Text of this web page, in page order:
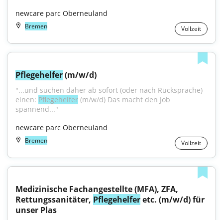
newcare parc Oberneuland
Bremen Vollzeit
Pflegehelfer (m/w/d)
"...und suchen daher ab sofort (oder nach Rücksprache)
einen: Pflegehelfer (m/w/d) Das macht den Job
spannend..."
newcare parc Oberneuland
Bremen Vollzeit
Medizinische Fachangestellte (MFA), ZFA,
Rettungssanitäter, Pflegehelfer etc. (m/w/d) für
unser Plas